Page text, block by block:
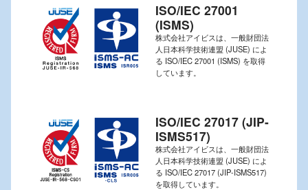
ISO/IEC 27001
(ISMS)
株式会社アイビスは、一般財団法
人日本科学技術連盟 (JUSE) によ
る ISO/IEC 27001 (ISMS) を取得
しています。
ISO/IEC 27017 (JIP-
ISMS517)
株式会社アイビスは、一般財団法
人日本科学技術連盟 (JUSE) によ
る ISO/IEC 27017 (JIP-ISMS517)
を取得しています。